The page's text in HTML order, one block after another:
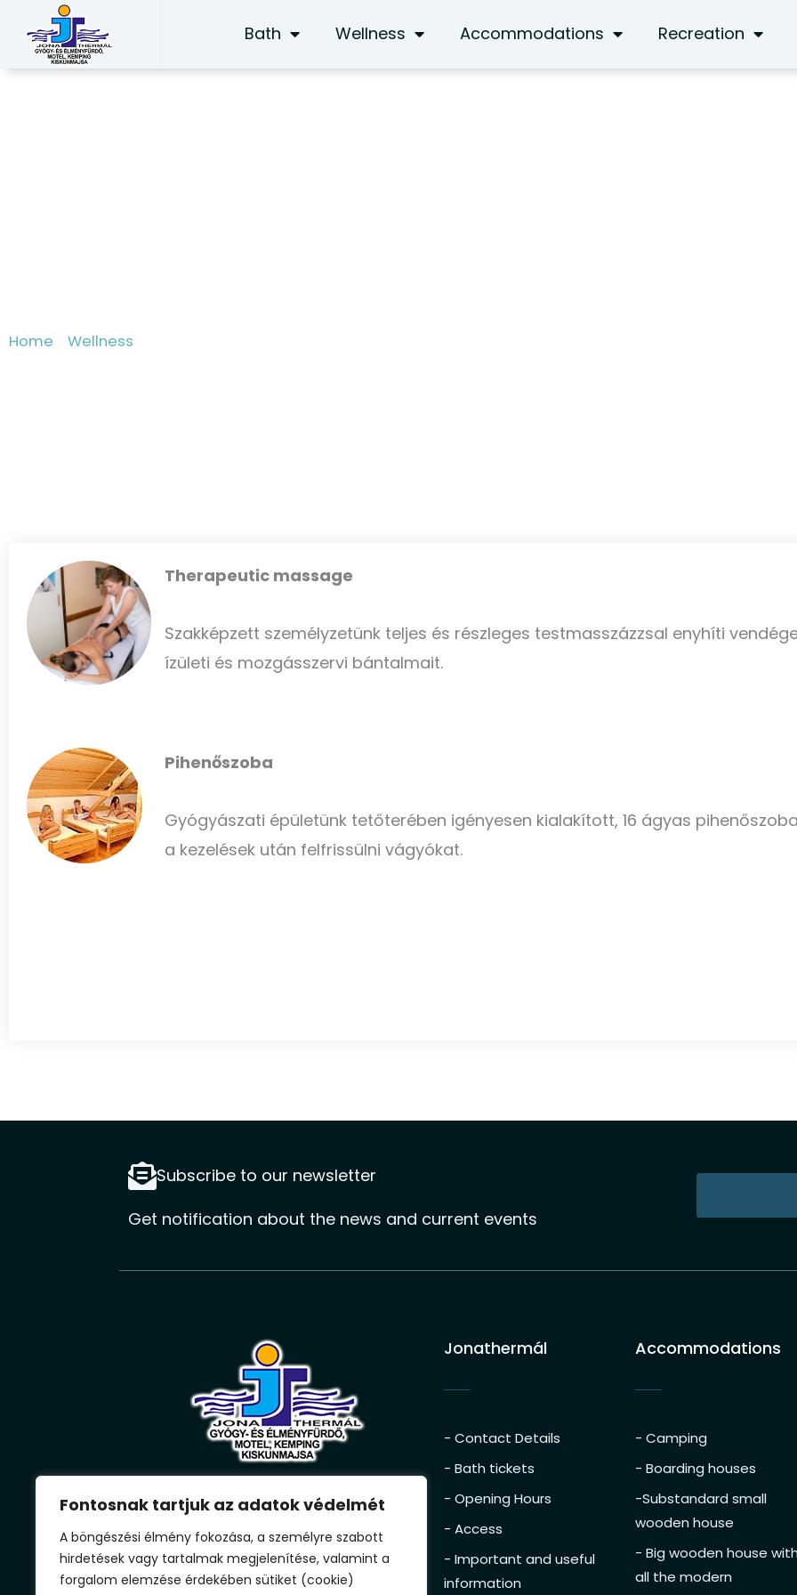
Fontosnak tartjuk az adatok védelmét
A böngészési élmény fokozása, a személyre szabott
hirdetések vagy tartalmak megjelenítése, valamint a
forgalom elemzése érdekében sütiket (cookie)
content
Bath Wellness Accommodations Recreation
Home Wellness
Therapeutic massage
Szakképzett személyzetünk teljes és részleges testmasszázzsal enyhíti
ízületi és mozgásszervi bántalmait.
Pihenőszoba
Gyógyászati épületünk tetőterében igényesen kialakított, 16 ágyas
a kezelések után felfrissülni vágyókat.
Subscribe to our newsletter
Get notification about the news and current events
Our Spa is a three-generation Spa, which
operates constantly throughout the year,
where all members of the family can find
their recreation in the landscaped, sporting
facilities included environment, in the indoor
Jonathermál
- Contact Details
- Bath tickets
- Opening Hours
- Access
- Important and useful
information
Accommodations
- Camping
- Boarding houses
-Substandard small
wooden house
- Big wooden house with
all the modern